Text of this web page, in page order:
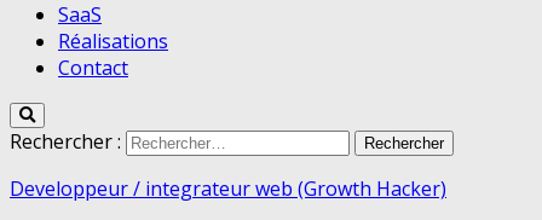
SaaS
Réalisations
Contact
Rechercher :
Developpeur / integrateur web (Growth Hacker)